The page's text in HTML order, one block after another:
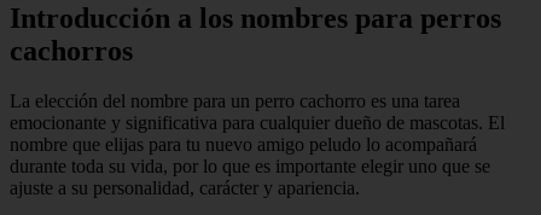
Introducción a los nombres para perros
cachorros
La elección del nombre para un perro cachorro es una tarea
emocionante y significativa para cualquier dueño de mascotas. El
nombre que elijas para tu nuevo amigo peludo lo acompañará
durante toda su vida, por lo que es importante elegir uno que se
ajuste a su personalidad, carácter y apariencia.